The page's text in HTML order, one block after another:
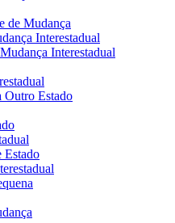
de Mudança
Interestadual
Interestadual
Outro Estado
Estado